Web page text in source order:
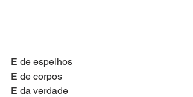
E de espelhos
E de corpos
E da verdade